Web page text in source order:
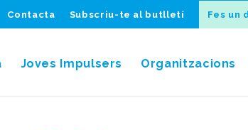
Contacta Subscriu-te al butlletí Fes un
Joves Impulsers Organitzacions